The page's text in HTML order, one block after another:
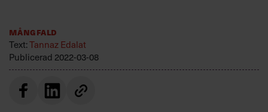
Mångfald
Text:Tannaz Edalat
Publicerad 2022-03-08